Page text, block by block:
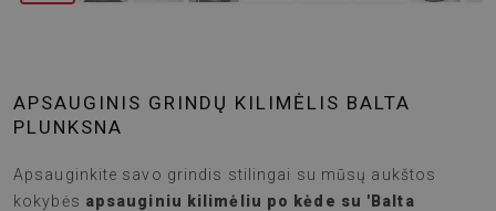
APSAUGINIS GRINDŲ KILIMĖLIS BALTA
PLUNKSNA
Apsauginkite savo grindis stilingai su mūsų aukštos
kokybės apsauginiu kilimėliu po kėde su 'Balta